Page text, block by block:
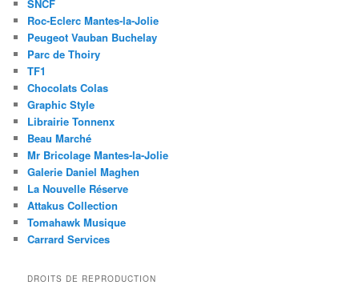
SNCF
Roc-Eclerc Mantes-la-Jolie
Peugeot Vauban Buchelay
Parc de Thoiry
TF1
Chocolats Colas
Graphic Style
Librairie Tonnenx
Beau Marché
Mr Bricolage Mantes-la-Jolie
Galerie Daniel Maghen
La Nouvelle Réserve
Attakus Collection
Tomahawk Musique
Carrard Services
DROITS DE REPRODUCTION